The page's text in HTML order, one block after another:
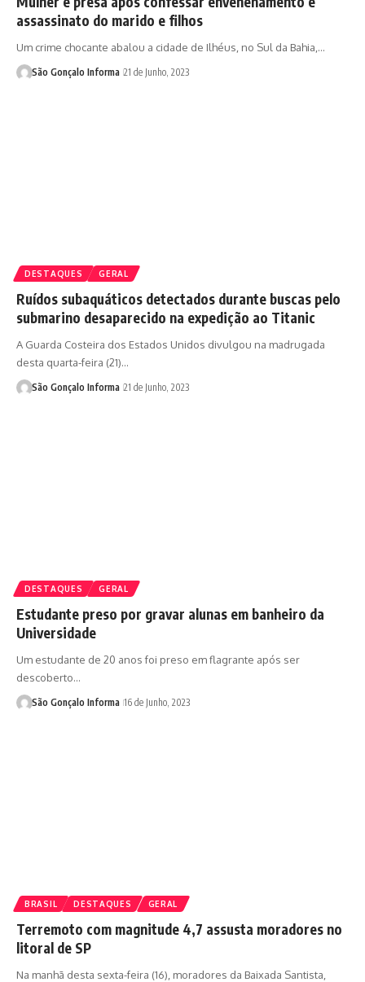
assassinato do marido e filhos
Um crime chocante abalou a cidade de Ilhéus, no Sul da Bahia,…
São Gonçalo Informa 21 de Junho, 2023
DESTAQUES GERAL
Ruídos subaquáticos detectados durante buscas pelo
submarino desaparecido na expedição ao Titanic
A Guarda Costeira dos Estados Unidos divulgou na madrugada
desta quarta-feira (21)…
São Gonçalo Informa 21 de Junho, 2023
DESTAQUES GERAL
Estudante preso por gravar alunas em banheiro da
Universidade
Um estudante de 20 anos foi preso em flagrante após ser
descoberto…
São Gonçalo Informa 16 de Junho, 2023
BRASIL DESTAQUES GERAL
Terremoto com magnitude 4,7 assusta moradores no
litoral de SP
Na manhã desta sexta-feira (16), moradores da Baixada Santista,